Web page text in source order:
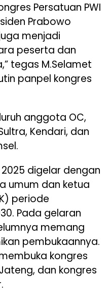
Persatuan PWI
Prabowo
menjadi
peserta dan
tegas M.Selamet
panpel kongres
anggota OC,
Kendari, dan
2025 digelar dengan
umum dan ketua
periode
Pada gelaran
memang
pembukaannya.
kongres
dan kongres